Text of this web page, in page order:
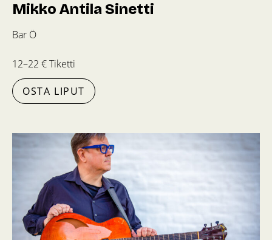
Mikko Antila Sinetti
Bar Ö
12–22 € Tiketti
OSTA LIPUT